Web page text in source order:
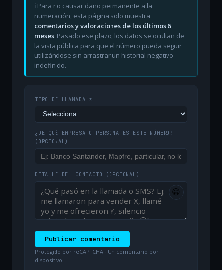
ℹ️ Para no causar daño permanente a la
numeración, esta página solo muestra
comentarios y valoraciones de los últimos 6
meses. Pasado ese plazo, los datos se ocultan de
la vista pública para que el número pueda seguir
utilizándose sin arrastrar un historial negativo
indefinido.
TIPO DE LLAMADA *
¿DE QUÉ EMPRESA O PERSONA ES ESTE NÚMERO?
(OPCIONAL)
DETALLE DEL CONTACTO (OPCIONAL)
😀
Publicar comentario
Protegido por reCAPTCHA · Un comentario por
dispositivo